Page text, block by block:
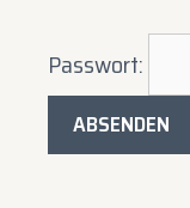
Passwort: